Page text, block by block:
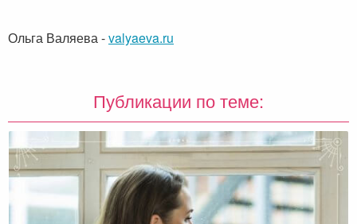
Ольга Валяева-valyaeva.ru
Публикации по теме: